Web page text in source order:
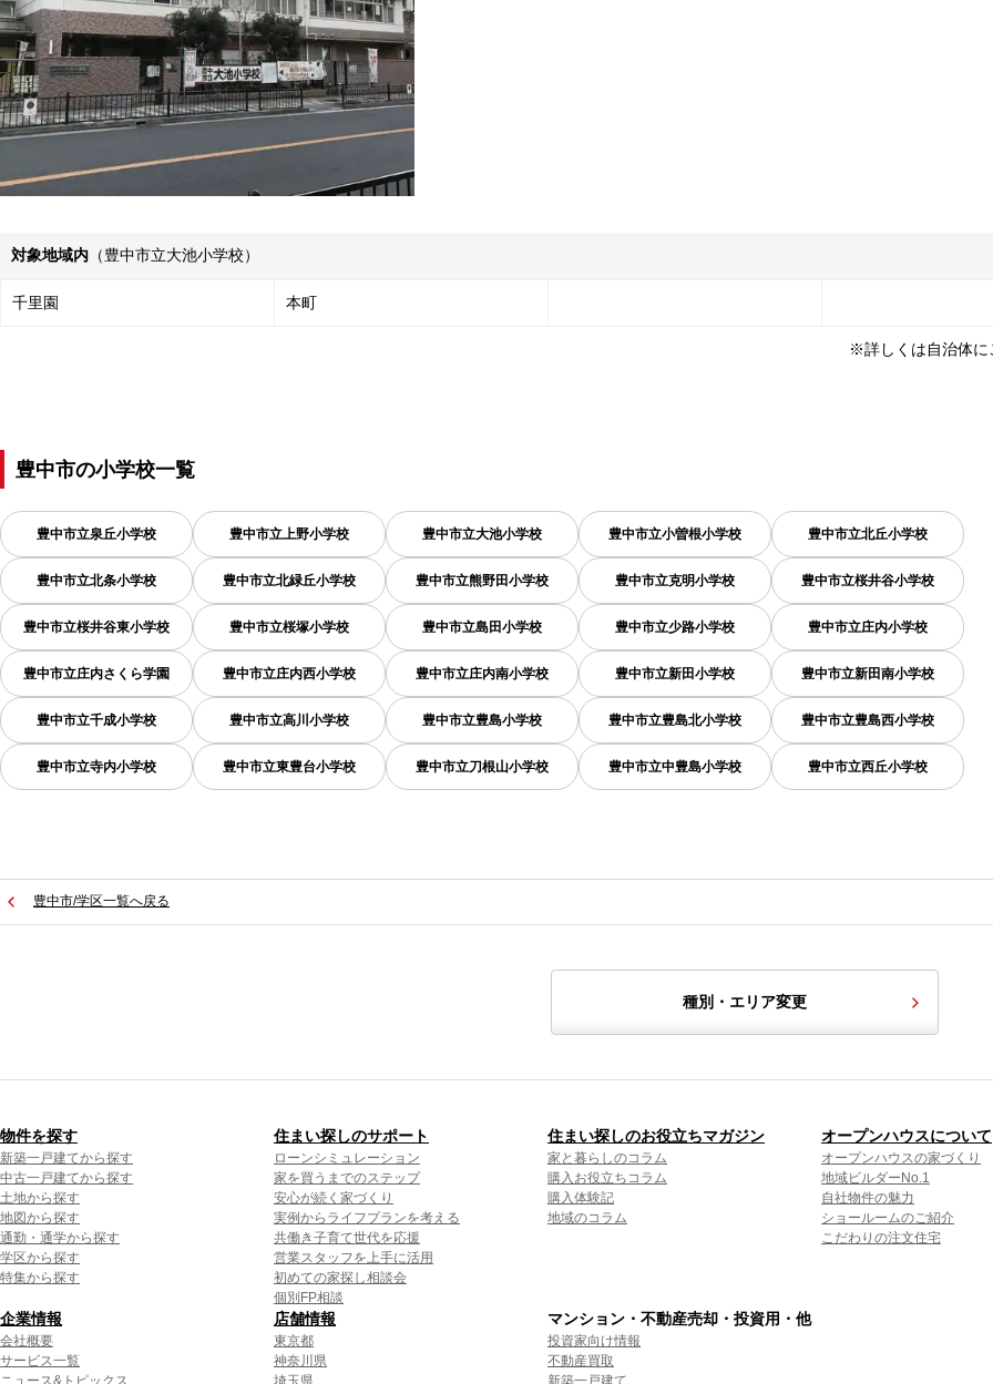
対象地域内 （豊中市立大池小学校）
千里園 本町
※詳しくは自治体に
豊中市の小学校一覧
豊中市立泉丘小学校 豊中市立上野小学校 豊中市立大池小学校 豊中市立小曽根小学校 豊中市立北丘小学校
豊中市立北条小学校 豊中市立北緑丘小学校 豊中市立熊野田小学校 豊中市立克明小学校 豊中市立桜井谷小学校
豊中市立桜井谷東小学校 豊中市立桜塚小学校 豊中市立島田小学校 豊中市立少路小学校 豊中市立庄内小学校
豊中市立庄内さくら学園 豊中市立庄内西小学校 豊中市立庄内南小学校 豊中市立新田小学校 豊中市立新田南小学校
豊中市立千成小学校 豊中市立高川小学校 豊中市立豊島小学校 豊中市立豊島北小学校 豊中市立豊島西小学校
豊中市立寺内小学校 豊中市立東豊台小学校 豊中市立刀根山小学校 豊中市立中豊島小学校 豊中市立西丘小学校
豊中市/学区一覧へ戻る
種別・エリア変更
物件を探す
新築一戸建てから探す
中古一戸建てから探す
土地から探す
地図から探す
通勤・通学から探す
学区から探す
特集から探す
住まい探しのサポート
ローンシミュレーション
家を買うまでのステップ
安心が続く家づくり
実例からライフプランを考える
共働き子育て世代を応援
営業スタッフを上手に活用
初めての家探し相談会
個別FP相談
住まい探しのお役立ちマガジン
家と暮らしのコラム
購入お役立ちコラム
購入体験記
地域のコラム
オープンハウスについて
オープンハウスの家づくり
地域ビルダーNo.1
自社物件の魅力
ショールームのご紹介
こだわりの注文住宅
企業情報
会社概要
サービス一覧
ニュース&トピックス
店舗情報
東京都
神奈川県
埼玉県
マンション・不動産売却・投資用・他
投資家向け情報
不動産買取
新築一戸建て